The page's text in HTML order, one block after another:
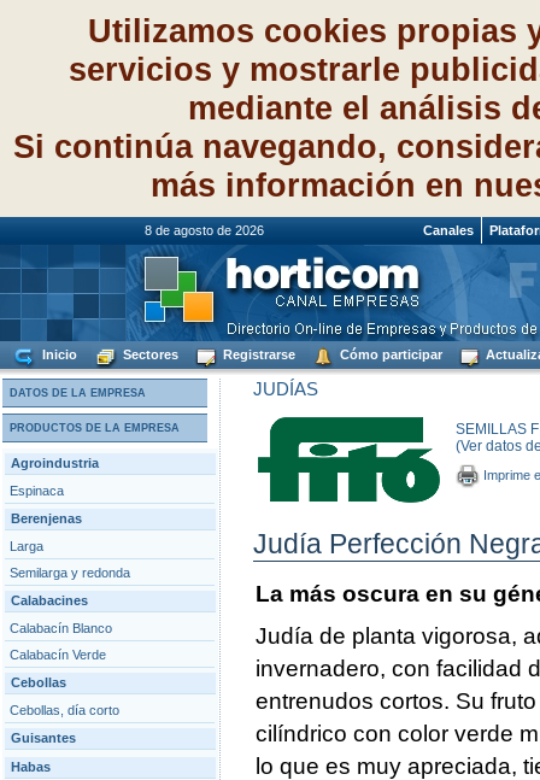
Utilizamos cookies propias
servicios y mostrarle
mediante el análisis
Si continúa navegando,
más información en
8 de agosto de 2026 Canales
Inicio Sectores Registrarse Cómo participar
DATOS DE LA EMPRESA
PRODUCTOS DE LA EMPRESA
Agroindustria
Espinaca
Berenjenas
Larga
Semilarga y redonda
Calabacines
Calabacín Blanco
Calabacín Verde
Cebollas
Cebollas, día corto
Guisantes
Habas
JUDÍAS
SEMILLAS
(Ver datos
Imprime
Judía Perfección
La más oscura en su
Judía de planta vigorosa,
invernadero, con facilidad
entrenudos cortos. Su
cilíndrico con color verde
lo que es muy apreciada,